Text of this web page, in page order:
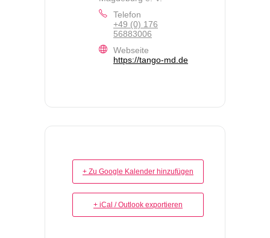
Telefon
+49 (0) 176
56883006
Webseite
https://tango-md.de
+ Zu Google Kalender hinzufügen
+ iCal / Outlook exportieren